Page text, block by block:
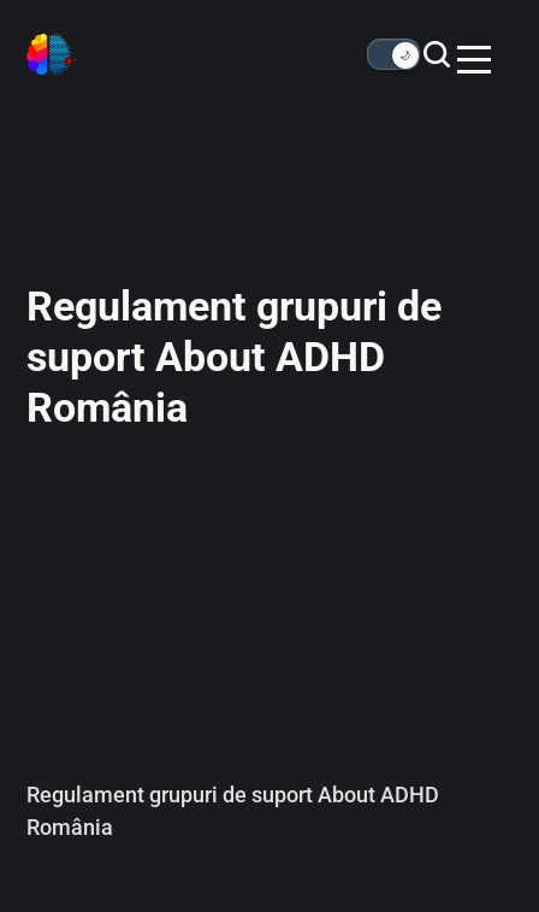
🌙
Regulament grupuri de
suport About ADHD
România
Regulament grupuri de suport About ADHD
România